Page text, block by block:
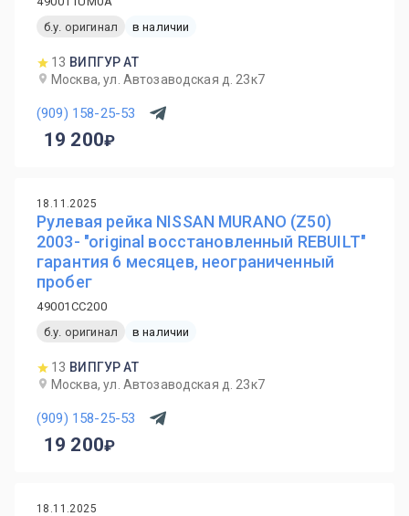
б.у. оригинал
в наличии
13 ВИПГУР АТ
Москва, ул. Автозаводская д. 23к7
(909) 158-25-53
19 200
18.11.2025
Рулевая рейка NISSAN MURANO (Z50)
2003- "original восстановленный REBUILT"
гарантия 6 месяцев, неограниченный
пробег
49001CC200
б.у. оригинал
в наличии
13 ВИПГУР АТ
Москва, ул. Автозаводская д. 23к7
(909) 158-25-53
19 200
18.11.2025